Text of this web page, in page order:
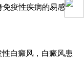
疫性疾病的易感
白癜风，白癜风患